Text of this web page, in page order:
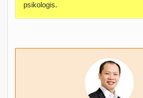
psikologis.